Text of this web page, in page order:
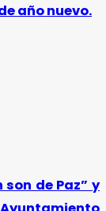
año nuevo.
de Paz” y